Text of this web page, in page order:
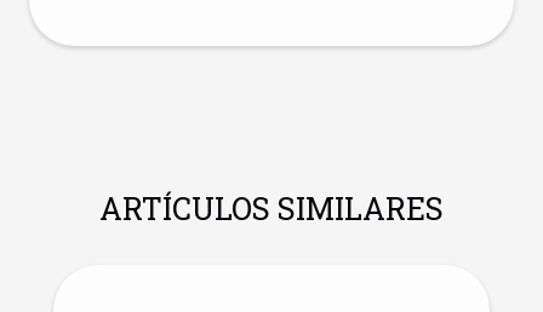
ARTÍCULOS SIMILARES